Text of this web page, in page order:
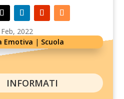
2022
Emotiva | Scuola
INFORMATI